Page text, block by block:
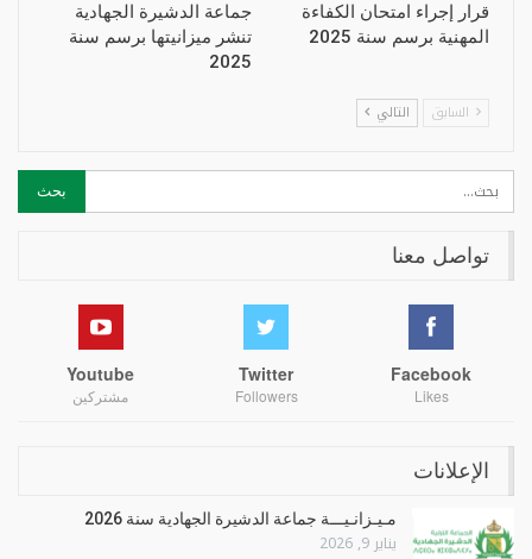
قرار إجراء امتحان الكفاءة
المهنية برسم سنة 2025
جماعة الدشيرة الجهادية
تنشر ميزانيتها برسم سنة
2025
السابق التالي
تواصل معنا
Facebook
Likes
Twitter
Followers
Youtube
مشتركين
الإعلانات
مـيـزانـيـــة جماعة الدشيرة الجهادية سنة 2026
يناير 9, 2026